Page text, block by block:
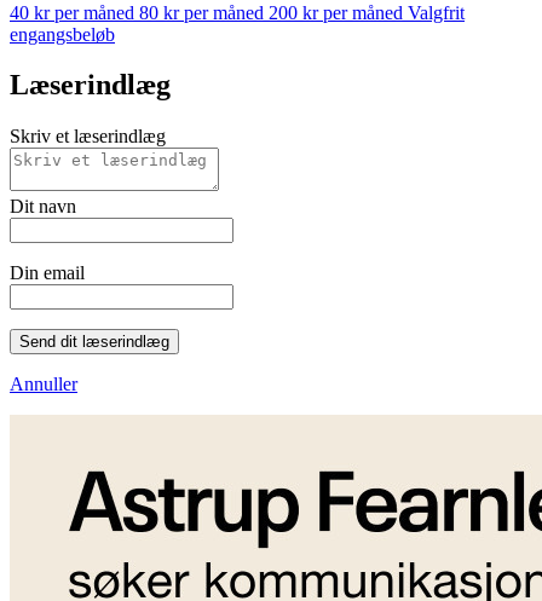
40 kr per måned 80 kr per måned 200 kr per måned Valgfrit
engangsbeløb
Læserindlæg
Skriv et læserindlæg
Dit navn
Din email
Send dit læserindlæg
Annuller